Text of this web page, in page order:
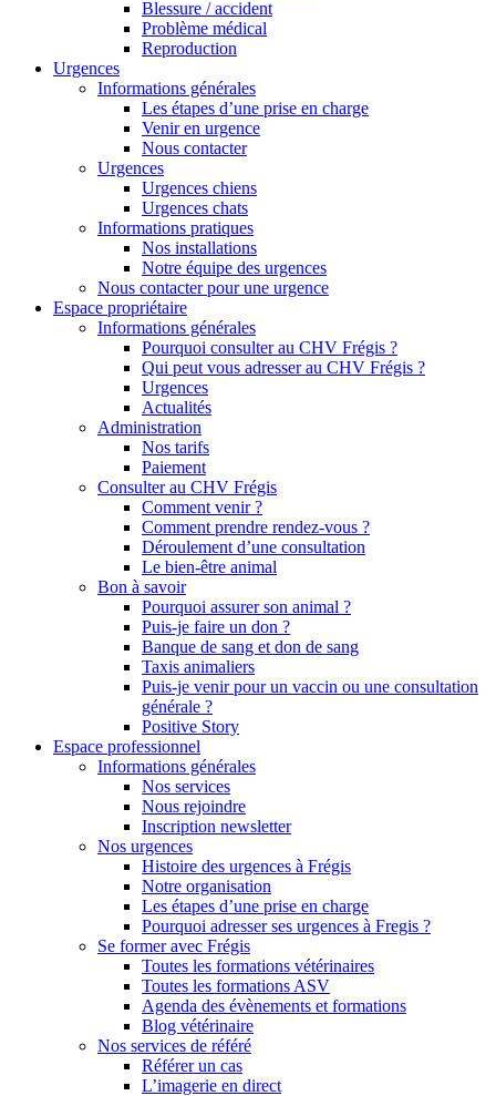
Blessure / accident
Problème médical
Reproduction
Urgences
Informations générales
Les étapes d’une prise en charge
Venir en urgence
Nous contacter
Urgences
Urgences chiens
Urgences chats
Informations pratiques
Nos installations
Notre équipe des urgences
Nous contacter pour une urgence
Espace propriétaire
Informations générales
Pourquoi consulter au CHV Frégis ?
Qui peut vous adresser au CHV Frégis ?
Urgences
Actualités
Administration
Nos tarifs
Paiement
Consulter au CHV Frégis
Comment venir ?
Comment prendre rendez-vous ?
Déroulement d’une consultation
Le bien-être animal
Bon à savoir
Pourquoi assurer son animal ?
Puis-je faire un don ?
Banque de sang et don de sang
Taxis animaliers
Puis-je venir pour un vaccin ou une consultation
générale ?
Positive Story
Espace professionnel
Informations générales
Nos services
Nous rejoindre
Inscription newsletter
Nos urgences
Histoire des urgences à Frégis
Notre organisation
Les étapes d’une prise en charge
Pourquoi adresser ses urgences à Fregis ?
Se former avec Frégis
Toutes les formations vétérinaires
Toutes les formations ASV
Agenda des évènements et formations
Blog vétérinaire
Nos services de référé
Référer un cas
L’imagerie en direct